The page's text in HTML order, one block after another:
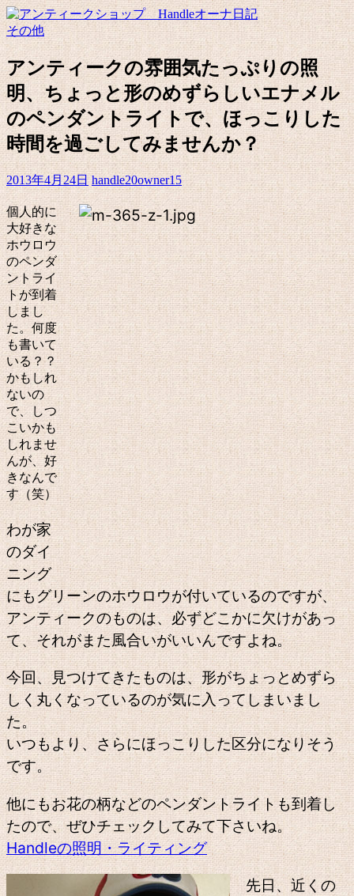
その他
アンティークの雰囲気たっぷりの照
明、ちょっと形のめずらしいエナメル
のペンダントライトで、ほっこりした
時間を過ごしてみませんか？
2013年4月24日 handle20owner15
個人的に
大好きな
ホウロウ
のペンダ
ントライ
トが到着
しまし
た。何度
も書いて
いる？？
かもしれ
ないの
で、しつ
こいかも
しれませ
んが、好
きなんで
す（笑）
わが家
のダイ
ニング
にもグリーンのホウロウが付いているのですが、
アンティークのものは、必ずどこかに欠けがあっ
て、それがまた風合いがいいんですよね。
今回、見つけてきたものは、形がちょっとめずら
しく丸くなっているのが気に入ってしまいまし
た。
いつもより、さらにほっこりした区分になりそう
です。
他にもお花の柄などのペンダントライトも到着し
たので、ぜひチェックしてみて下さいね。
Handleの照明・ライティング
先日、近くの